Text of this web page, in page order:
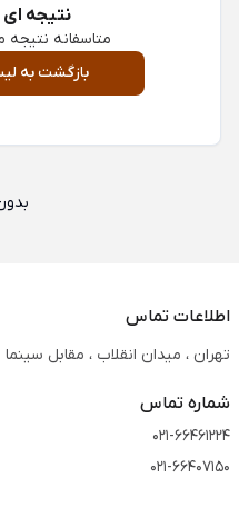
نتیجه
متاسفانه نتیجه
بازگشت به
اطلاعات تماس
تهران ، میدان انقلاب ، مقابل
شماره تماس
021-66461224
021-66407150